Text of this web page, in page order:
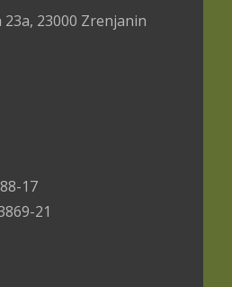
23000 Zrenjanin
17
21